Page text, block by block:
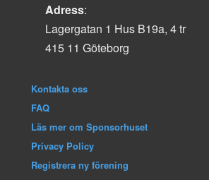
Adress:
Lagergatan 1 Hus B19a, 4 tr
415 11 Göteborg
Kontakta oss
FAQ
Läs mer om Sponsorhuset
Privacy Policy
Registrera ny förening